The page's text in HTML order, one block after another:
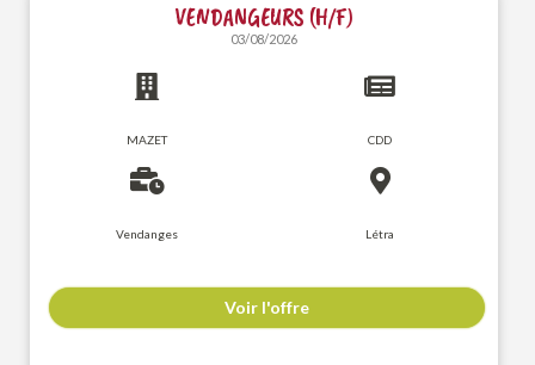
VENDANGEURS (H/F)
03/08/2026
MAZET CDD
Vendanges Létra
Voir l'offre